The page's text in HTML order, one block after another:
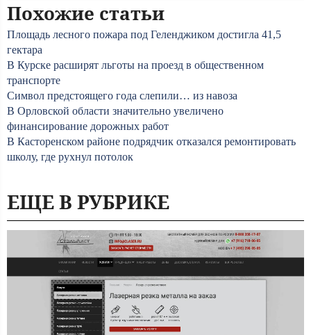
Похожие статьи
Площадь лесного пожара под Геленджиком достигла 41,5
гектара
В Курске расширят льготы на проезд в общественном
транспорте
Символ предстоящего года слепили… из навоза
В Орловской области значительно увеличено
финансирование дорожных работ
В Касторенском районе подрядчик отказался ремонтировать
школу, где рухнул потолок
ЕЩЕ В РУБРИКЕ